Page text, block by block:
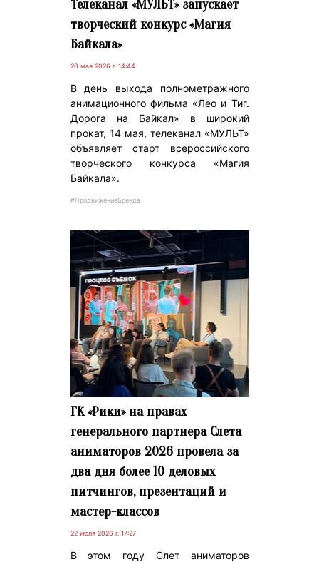
Телеканал «МУЛЬТ» запускает
творческий конкурс «Магия
Байкала»
20 мая 2026 г. 14:44
В день выхода полнометражного
анимационного фильма «Лео и Тиг.
Дорога на Байкал» в широкий
прокат, 14 мая, телеканал «МУЛЬТ»
объявляет старт всероссийского
творческого конкурса «Магия
Байкала».
#ПродвижениеБренда
ГК «Рики» на правах
генерального партнера Слета
аниматоров 2026 провела за
два дня более 10 деловых
питчингов, презентаций и
мастер-классов
22 июля 2026 г. 17:27
В этом году Слет аниматоров